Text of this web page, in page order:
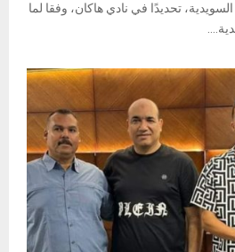
تحديدًا في نادي هاكان، وفقا لما